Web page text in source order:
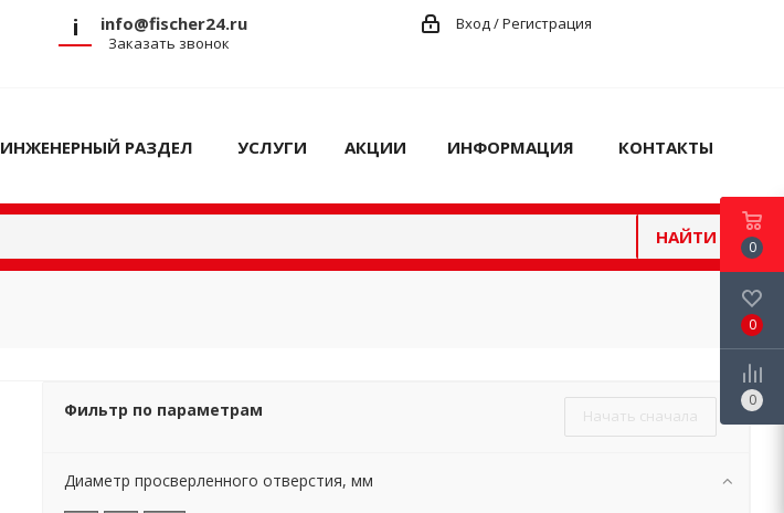
i info@fischer24.ru
Заказать звонок
Вход / Регистрация
ИНЖЕНЕРНЫЙ РАЗДЕЛ УСЛУГИ АКЦИИ ИНФОРМАЦИЯ КОНТАКТЫ
НАЙТИ
Фильтр по параметрам Начать сначала
Диаметр просверленного отверстия, мм
0
0
0